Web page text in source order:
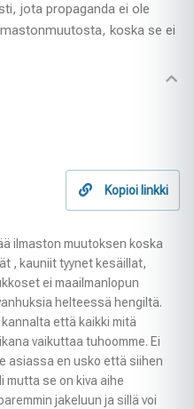
jota propaganda ei ole
koska se ei
Kopioi linkki
ilmaston muutoksen koska
, kauniit tyynet kesäillat,
ei maailmanlopun
helteessä hengiltä.
että kaikki mitä
vaikuttaa tuhoomme. Ei
asiassa en usko että siihen
mutta se on kiva aihe
jakeluun ja sillä voi